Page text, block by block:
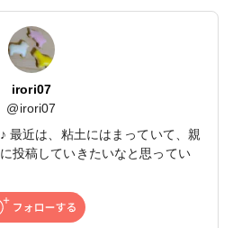
irori07
@irori07
最近は、粘土にはまっていて、親
投稿していきたいなと思ってい